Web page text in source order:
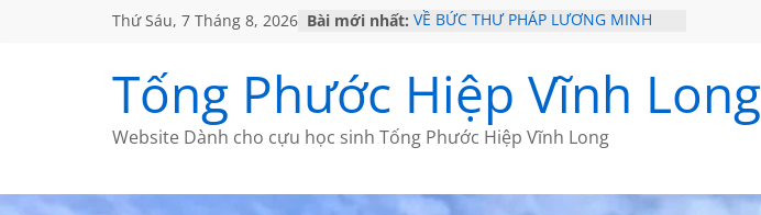
Thứ Sáu, 7 Tháng 8, 2026 Bài mới nhất: VỀ BỨC THƯ PHÁP LƯƠNG MINH
MỘT ĐỜI ĐI QUA NHỮNG TRANG
SÁCH
BẤT CHỢT CỦA CHÂU LỆ DUNG
CÀ PHÊ NGẮM NÚI
Tống Phước Hiệp Vĩnh Long
Website Dành cho cựu học sinh Tống Phước Hiệp Vĩnh Long